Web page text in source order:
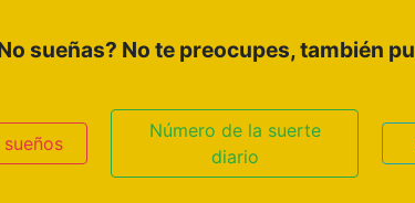
sueñas? No te preocupes, también
Número de la suerte
diario